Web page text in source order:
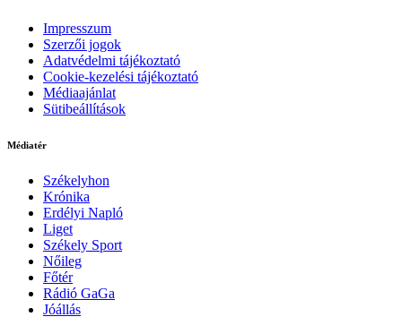
Impresszum
Szerzői jogok
Adatvédelmi tájékoztató
Cookie-kezelési tájékoztató
Médiaajánlat
Sütibeállítások
Médiatér
Székelyhon
Krónika
Erdélyi Napló
Liget
Székely Sport
Nőileg
Főtér
Rádió GaGa
Jóállás